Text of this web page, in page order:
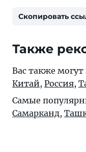
Скопировать
Также
Вас также
Китай, Россия,
Самые
Самарканд,